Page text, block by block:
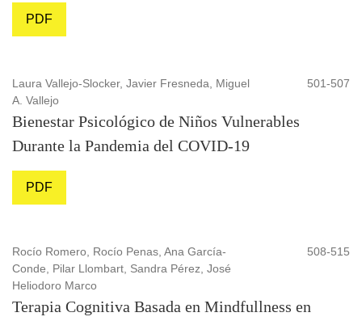
PDF
Laura Vallejo-Slocker, Javier Fresneda, Miguel
A. Vallejo
501-507
Bienestar Psicológico de Niños Vulnerables
Durante la Pandemia del COVID-19
PDF
Rocío Romero, Rocío Penas, Ana García-
Conde, Pilar Llombart, Sandra Pérez, José
Heliodoro Marco
508-515
Terapia Cognitiva Basada en Mindfullness en